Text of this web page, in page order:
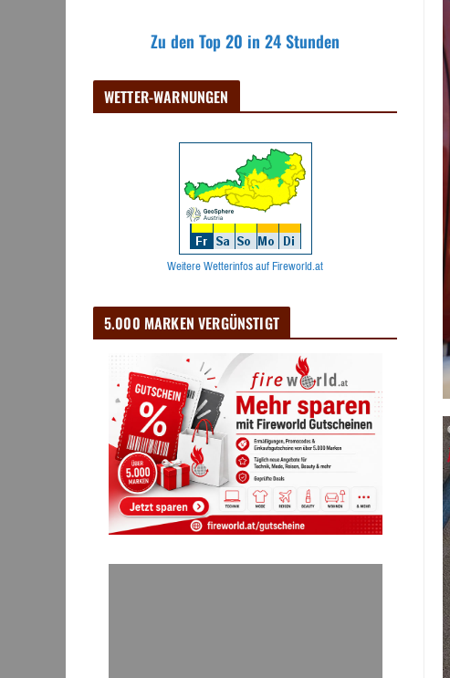
Zu den Top 20 in 24 Stunden
WETTER-WARNUNGEN
Weitere Wetterinfos auf Fireworld.at
5.000 MARKEN VERGÜNSTIGT